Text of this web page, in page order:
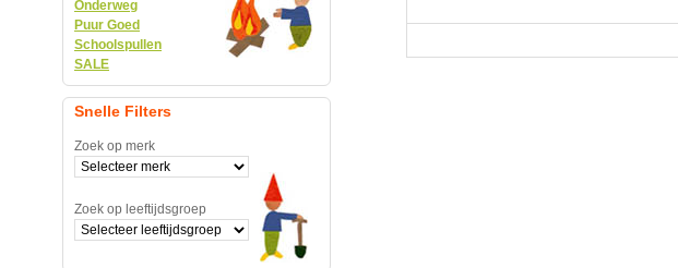
Onderweg
Puur Goed
Schoolspullen
SALE
Snelle Filters
Zoek op merk
Zoek op leeftijdsgroep